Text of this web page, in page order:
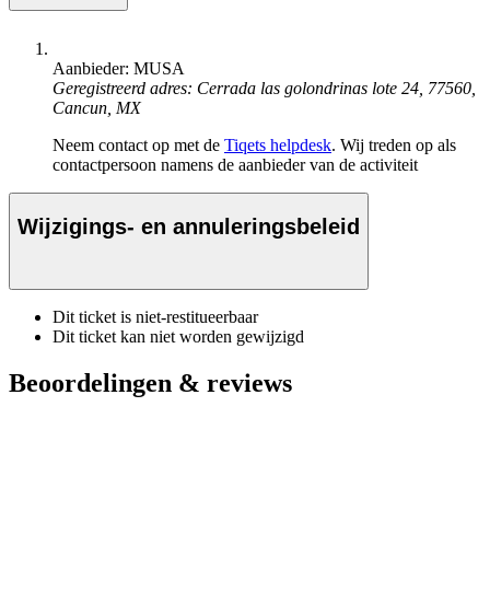
Aanbieder: MUSA
Geregistreerd adres: Cerrada las golondrinas lote 24, 77560,
Cancun, MX
Neem contact op met de Tiqets helpdesk. Wij treden op als
contactpersoon namens de aanbieder van de activiteit
Wijzigings- en annuleringsbeleid
Dit ticket is niet-restitueerbaar
Dit ticket kan niet worden gewijzigd
Beoordelingen & reviews